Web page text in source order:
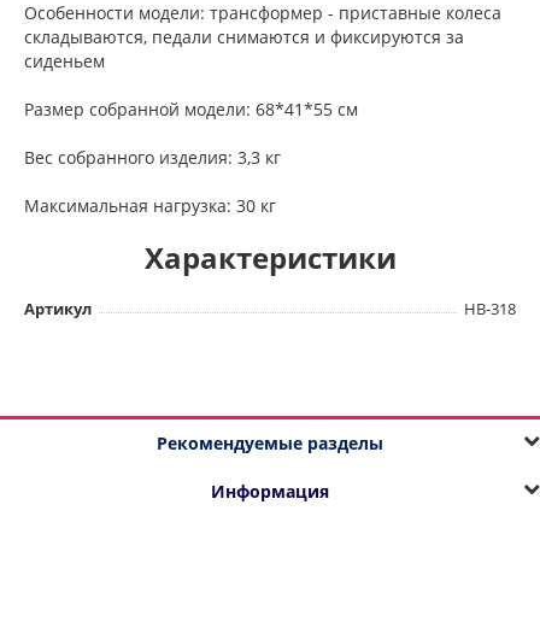
Особенности модели: трансформер - приставные колеса
складываются, педали снимаются и фиксируются за
сиденьем
Размер собранной модели: 68*41*55 см
Вес собранного изделия: 3,3 кг
Максимальная нагрузка: 30 кг
Характеристики
Артикул HB-318
Рекомендуемые разделы
Информация